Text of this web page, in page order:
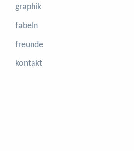
graphik
fabeln
freunde
kontakt